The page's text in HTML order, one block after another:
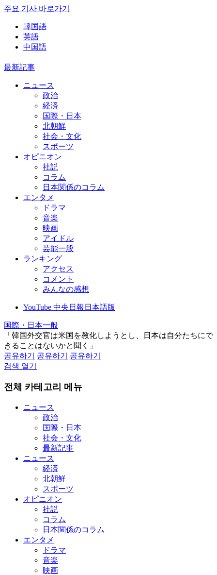
주요 기사 바로가기
韓国語
英語
中国語
最新記事
ニュース
政治
経済
国際・日本
北朝鮮
社会・文化
スポーツ
オピニオン
社説
コラム
日本関係のコラム
エンタメ
ドラマ
音楽
映画
アイドル
芸能一般
ランキング
アクセス
コメント
みんなの感想
YouTube 中央日報日本語版
国際・日本一般
「韓国外交官は米国を教化しようとし、日本は自分たちにで
きることはないかと聞く」
공유하기
공유하기
공유하기
검색 열기
전체 카테고리 메뉴
ニュース
政治
国際・日本
社会・文化
最新記事
ニュース
経済
北朝鮮
スポーツ
オピニオン
社説
コラム
日本関係のコラム
エンタメ
ドラマ
音楽
映画